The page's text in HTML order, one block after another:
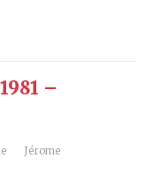
–
Jérome